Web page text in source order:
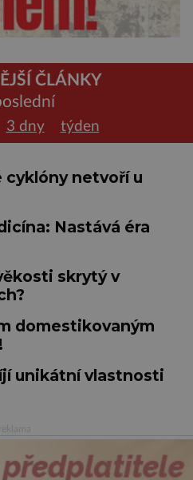
ČLÁNKY
3 dny týden
netvoří u
Nastává éra
skrytý v
domestikovaným
unikátní vlastnosti